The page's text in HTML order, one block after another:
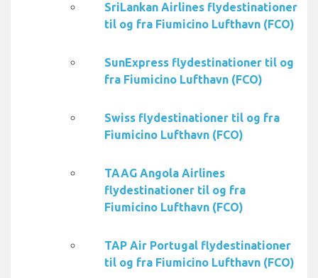
SriLankan Airlines flydestinationer
til og fra Fiumicino Lufthavn (FCO)
SunExpress flydestinationer til og
fra Fiumicino Lufthavn (FCO)
Swiss flydestinationer til og fra
Fiumicino Lufthavn (FCO)
TAAG Angola Airlines
flydestinationer til og fra
Fiumicino Lufthavn (FCO)
TAP Air Portugal flydestinationer
til og fra Fiumicino Lufthavn (FCO)